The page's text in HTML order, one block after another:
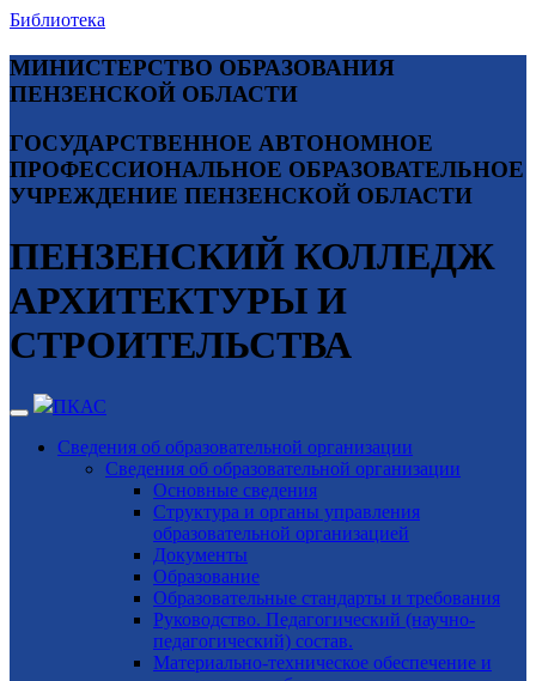
Библиотека
МИНИСТЕРСТВО ОБРАЗОВАНИЯ
ПЕНЗЕНСКОЙ ОБЛАСТИ
ГОСУДАРСТВЕННОЕ АВТОНОМНОЕ
ПРОФЕССИОНАЛЬНОЕ ОБРАЗОВАТЕЛЬНОЕ
УЧРЕЖДЕНИЕ ПЕНЗЕНСКОЙ ОБЛАСТИ
ПЕНЗЕНСКИЙ КОЛЛЕДЖ
АРХИТЕКТУРЫ И
СТРОИТЕЛЬСТВА
ПКАС
Сведения об образовательной организации
Сведения об образовательной организации
Основные сведения
Структура и органы управления
образовательной организацией
Документы
Образование
Образовательные стандарты и требования
Руководство. Педагогический (научно-
педагогический) состав.
Материально-техническое обеспечение и